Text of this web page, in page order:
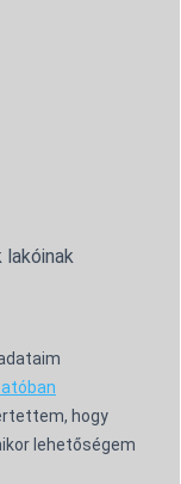
hogy
lehetőségem